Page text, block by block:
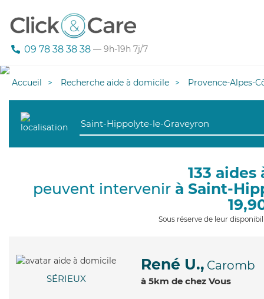
09 78 38 38 38 — 9h-19h 7j/7
Accueil Recherche aide à domicile Provence-Alpes-
133
peuvent intervenir à Saint-
Sous réserve de leur
SÉRIEUX
René U., Caromb
à 5km de chez Vous